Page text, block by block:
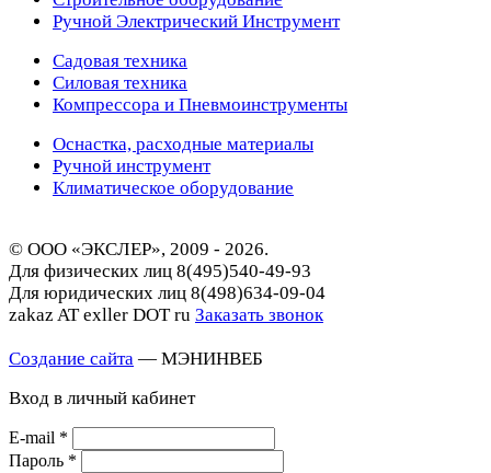
Ручной Электрический Инструмент
Садовая техника
Силовая техника
Компрессора и Пневмоинструменты
Оснастка, расходные материалы
Ручной инструмент
Климатическое оборудование
© ООО «ЭКСЛЕР», 2009 - 2026.
Для физических лиц 8(495)540-49-93
Для юридических лиц 8(498)634-09-04
zakaz AT exller DOT ru Заказать звонок
Создание сайта — МЭНИНВЕБ
Вход в личный кабинет
E-mail *
Пароль *